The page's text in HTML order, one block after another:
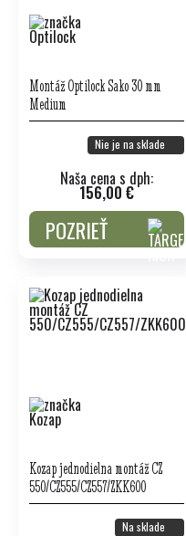
Montáž Optilock Sako 30 mm
Medium
Nie je na sklade
Naša cena s dph:
156,00 €
POZRIEŤ
Kozap jednodielna montáž CZ
550/CZ555/CZ557/ZKK600
Na sklade